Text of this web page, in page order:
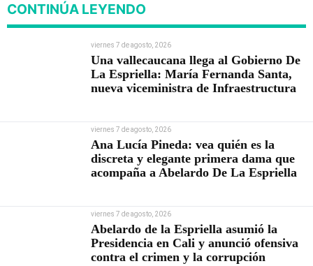
CONTINÚA LEYENDO
viernes 7 de agosto, 2026
Una vallecaucana llega al Gobierno De
La Espriella: María Fernanda Santa,
nueva viceministra de Infraestructura
viernes 7 de agosto, 2026
Ana Lucía Pineda: vea quién es la
discreta y elegante primera dama que
acompaña a Abelardo De La Espriella
viernes 7 de agosto, 2026
Abelardo de la Espriella asumió la
Presidencia en Cali y anunció ofensiva
contra el crimen y la corrupción